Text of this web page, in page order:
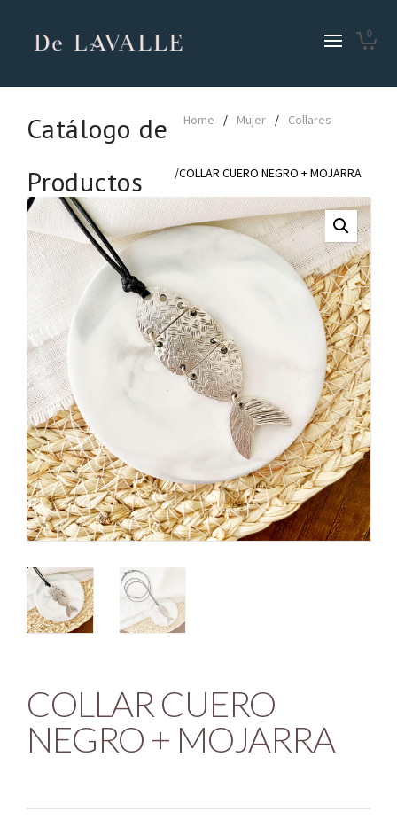
0
Catálogo de
Productos
Home / Mujer / Collares
/COLLAR CUERO NEGRO + MOJARRA
COLLAR CUERO
NEGRO + MOJARRA